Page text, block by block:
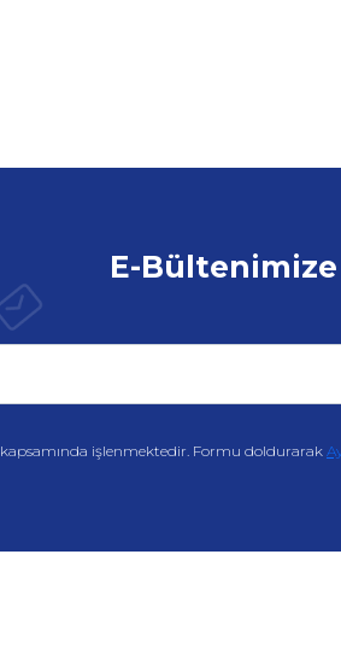
E-
kapsamında işlenmektedir. Formu doldurarak